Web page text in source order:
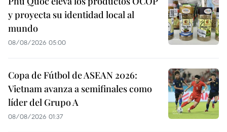
y proyecta su identidad local al
mundo
08/08/2026 05:00
Copa de Fútbol de ASEAN 2026:
Vietnam avanza a semifinales como
líder del Grupo A
08/08/2026 01:37